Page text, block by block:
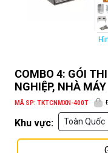
COMBO 4: GÓI
NGHIỆP, NHÀ MÁY
MÃ SP: TKTCNMXN-400T
Khu vực: Toàn Quốc